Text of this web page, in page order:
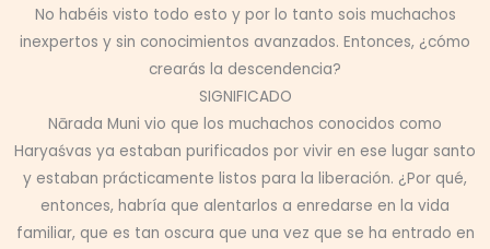
No habéis visto todo esto y por lo tanto sois muchachos
inexpertos y sin conocimientos avanzados. Entonces, ¿cómo
crearás la descendencia?
SIGNIFICADO
Nārada Muni vio que los muchachos conocidos como
Haryaśvas ya estaban purificados por vivir en ese lugar santo
y estaban prácticamente listos para la liberación. ¿Por qué,
entonces, habría que alentarlos a enredarse en la vida
familiar, que es tan oscura que una vez que se ha entrado en